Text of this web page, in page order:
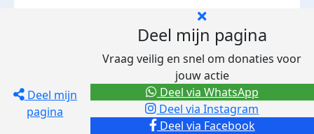
Deel mijn
pagina
Deel mijn pagina
Vraag veilig en snel om donaties voor
jouw actie
Deel via Facebook
Deel via Instagram
Deel via WhatsApp